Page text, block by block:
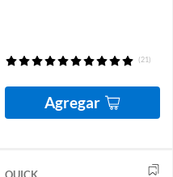
(21)
Agregar
QUICK